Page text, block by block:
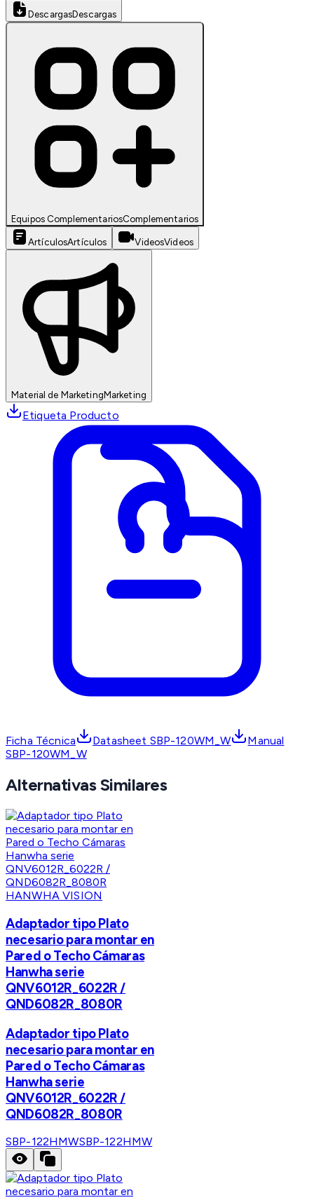
DescargasDescargas
Equipos ComplementariosComplementarios
ArtículosArtículos VideosVideos
Material de MarketingMarketing
Etiqueta Producto
Ficha Técnica Datasheet SBP-120WM_W
Manual
SBP-120WM_W
Alternativas Similares
HANWHA VISION
Adaptador tipo Plato
necesario para montar en
Pared o Techo Cámaras
Hanwha serie
QNV6012R_6022R /
QND6082R_8080R
Adaptador tipo Plato
necesario para montar en
Pared o Techo Cámaras
Hanwha serie
QNV6012R_6022R /
QND6082R_8080R
SBP-122HMWSBP-122HMW